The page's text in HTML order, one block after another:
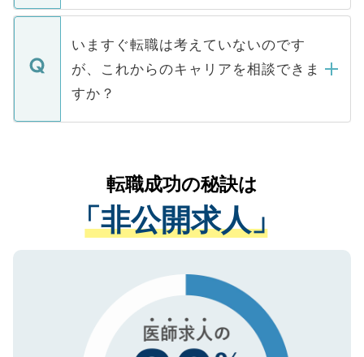
関を公にしてしまうと、応募が殺到する場
に、医療機関が求める条件に合った人材の
みを人材紹介会社に依頼するケースが増え
ています。
定を承諾する必要はありません。内定先へ
の辞退の連絡はキャリアパートナーが行い
ますので、ご安心ください。
個人情報が漏えいすることはありませんの
で、ご安心ください。当サイトからの登録
などで収集したご登録者様の個人情報は、
ご本人のキャリアアップおよび転職活動の
支援を目的に使用いたします。お預かりし
ているすべての個人データはご本人の許可
は、個人情報の取り扱いについての厳密な
管理基準を満たした事業者のみに付与され
る、プライバシーマークを取得済みです。
ご登録いただいた個人情報は、SSL（デー
で、機密保持に関してもご安心ください。
いますぐ転職は考えていないのです
が、これからのキャリアを相談できま
すか？
かがいして、現在の医療機関の状況や紹介
経験をまじえながら、適切なアドバイスを
させていただきます。すぐにご転職をされ
ない方には、長期的なサポートが可能です
ので、まずはご登録ください。
転職成功の秘訣は
「非公開求人」